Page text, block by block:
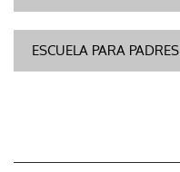
ESCUELA PARA PADRES